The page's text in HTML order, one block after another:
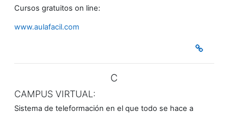
Cursos gratuitos on line:
www.aulafacil.com
C
CAMPUS VIRTUAL:
Sistema de teleformación en el que todo se hace a